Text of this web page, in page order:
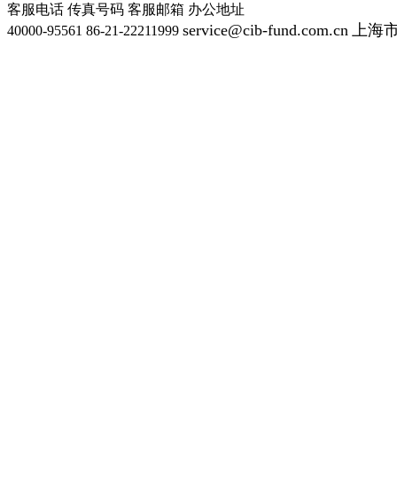
客服电话 传真号码 客服邮箱 办公地址
40000-95561 86-21-22211999 service@cib-fund.com.cn 上海